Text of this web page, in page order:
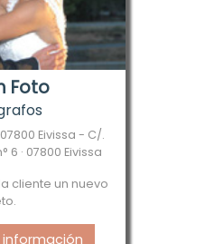
Foto
Eivissa - C/.
6 · 07800 Eivissa
cliente un nuevo